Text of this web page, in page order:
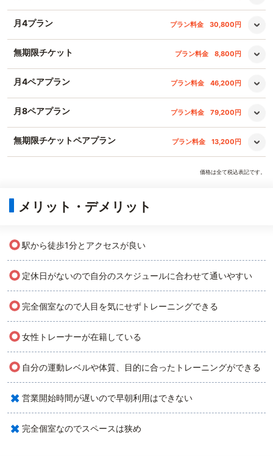
月4プラン プラン料金 30,800円
無期限チケット プラン料金 8,800円
月4ペアプラン プラン料金 46,200円
月8ペアプラン プラン料金 79,200円
無期限チケットペアプラン プラン料金 13,200円
価格は全て税込表記です。
メリット・デメリット
○駅から徒歩1分とアクセスが良い
○ 定休日がないので自分のスケジュールに合わせて通いやすい
○ 完全個室なので人目を気にせずトレーニングできる
○女性トレーナーが在籍している
○ 自分の運動レベルや体質、目的に合ったトレーニングができる
× 営業開始時間が遅いので早朝利用はできない
× 完全個室なのでスペースは狭め